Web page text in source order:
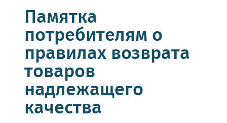
Памятка
потребителям о
правилах возврата
товаров
надлежащего
качества